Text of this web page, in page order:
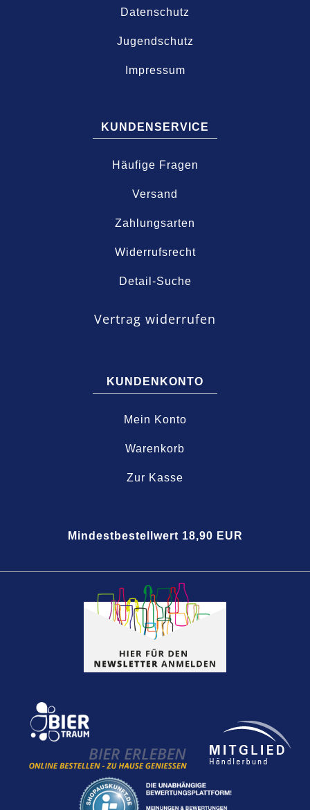
Datenschutz
Jugendschutz
Impressum
KUNDENSERVICE
Häufige Fragen
Versand
Zahlungsarten
Widerrufsrecht
Detail-Suche
Vertrag widerrufen
KUNDENKONTO
Mein Konto
Warenkorb
Zur Kasse
Mindestbestellwert 18,90 EUR